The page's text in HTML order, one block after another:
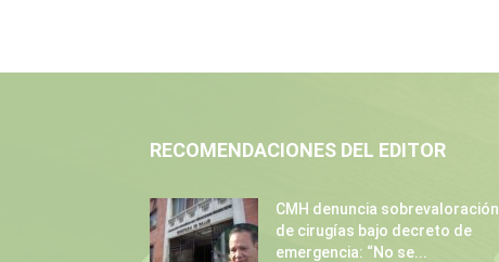
RECOMENDACIONES DEL EDITOR
CMH denuncia sobrevaloración
de cirugías bajo decreto de
emergencia: “No se...